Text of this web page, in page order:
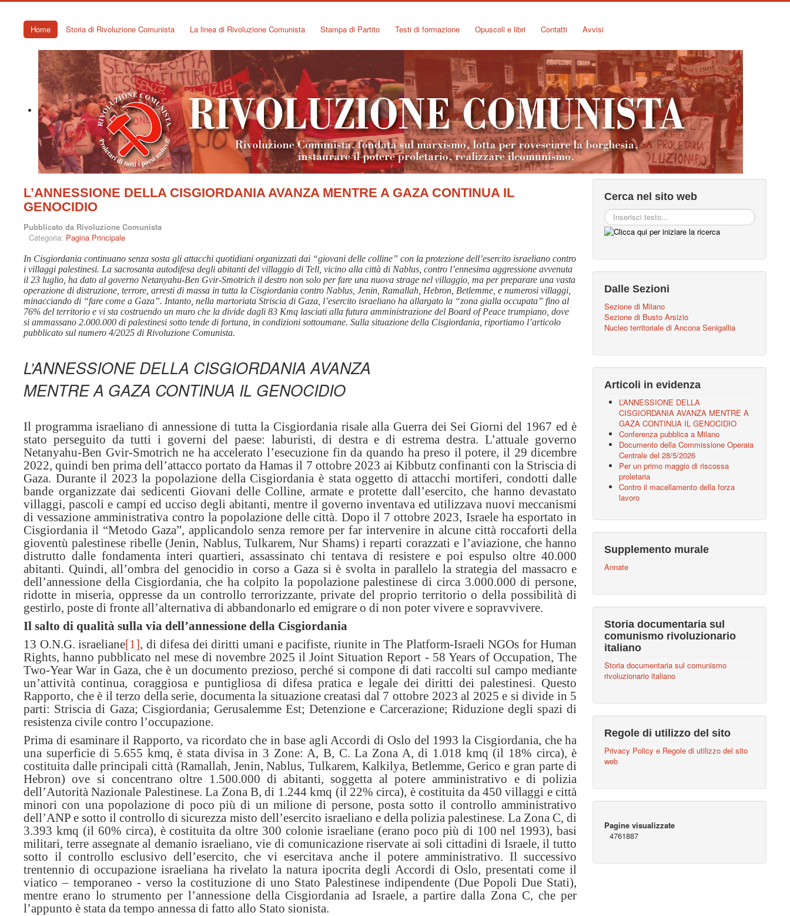
Home Storia di Rivoluzione Comunista La linea di Rivoluzione Comunista Stampa di Partito Testi di formazione Opuscoli e libri Contatti Avvisi
L’ANNESSIONE DELLA CISGIORDANIA AVANZA MENTRE A GAZA CONTINUA IL
GENOCIDIO
Pubblicato da Rivoluzione Comunista
Categoria: Pagina Principale
In Cisgiordania continuano senza sosta gli attacchi quotidiani organizzati dai “giovani delle colline” con la protezione dell’esercito israeliano contro
i villaggi palestinesi. La sacrosanta autodifesa degli abitanti del villaggio di Tell, vicino alla città di Nablus, contro l’ennesima aggressione avvenuta
il 23 luglio, ha dato al governo Netanyahu-Ben Gvir-Smotrich il destro non solo per fare una nuova strage nel villaggio, ma per preparare una vasta
operazione di distruzione, terrore, arresti di massa in tutta la Cisgiordania contro Nablus, Jenin, Ramallah, Hebron, Betlemme, e numerosi villaggi,
minacciando di “fare come a Gaza”. Intanto, nella martoriata Striscia di Gaza, l’esercito israeliano ha allargato la “zona gialla occupata” fino al
76% del territorio e vi sta costruendo un muro che la divide dagli 83 Kmq lasciati alla futura amministrazione del Board of Peace trumpiano, dove
si ammassano 2.000.000 di palestinesi sotto tende di fortuna, in condizioni sottoumane. Sulla situazione della Cisgiordania, riportiamo l’articolo
pubblicato sul numero 4/2025 di Rivoluzione Comunista.
L’ANNESSIONE DELLA CISGIORDANIA AVANZA
MENTRE A GAZA CONTINUA IL GENOCIDIO
Il programma israeliano di annessione di tutta la Cisgiordania risale alla Guerra dei Sei Giorni del 1967 ed è
stato perseguito da tutti i governi del paese: laburisti, di destra e di estrema destra. L’attuale governo
Netanyahu-Ben Gvir-Smotrich ne ha accelerato l’esecuzione fin da quando ha preso il potere, il 29 dicembre
2022, quindi ben prima dell’attacco portato da Hamas il 7 ottobre 2023 ai Kibbutz confinanti con la Striscia di
Gaza. Durante il 2023 la popolazione della Cisgiordania è stata oggetto di attacchi mortiferi, condotti dalle
bande organizzate dai sedicenti Giovani delle Colline, armate e protette dall’esercito, che hanno devastato
villaggi, pascoli e campi ed ucciso degli abitanti, mentre il governo inventava ed utilizzava nuovi meccanismi
di vessazione amministrativa contro la popolazione delle città. Dopo il 7 ottobre 2023, Israele ha esportato in
Cisgiordania il “Metodo Gaza”, applicandolo senza remore per far intervenire in alcune città roccaforti della
gioventù palestinese ribelle (Jenin, Nablus, Tulkarem, Nur Shams) i reparti corazzati e l’aviazione, che hanno
distrutto dalle fondamenta interi quartieri, assassinato chi tentava di resistere e poi espulso oltre 40.000
abitanti. Quindi, all’ombra del genocidio in corso a Gaza si è svolta in parallelo la strategia del massacro e
dell’annessione della Cisgiordania, che ha colpito la popolazione palestinese di circa 3.000.000 di persone,
ridotte in miseria, oppresse da un controllo terrorizzante, private del proprio territorio o della possibilità di
gestirlo, poste di fronte all’alternativa di abbandonarlo ed emigrare o di non poter vivere e sopravvivere.
Il salto di qualità sulla via dell’annessione della Cisgiordania
13 O.N.G. israeliane[1], di difesa dei diritti umani e pacifiste, riunite in The Platform-Israeli NGOs for Human
Rights, hanno pubblicato nel mese di novembre 2025 il Joint Situation Report - 58 Years of Occupation, The
Two-Year War in Gaza, che è un documento prezioso, perché si compone di dati raccolti sul campo mediante
un’attività continua, coraggiosa e puntigliosa di difesa pratica e legale dei diritti dei palestinesi. Questo
Rapporto, che è il terzo della serie, documenta la situazione creatasi dal 7 ottobre 2023 al 2025 e si divide in 5
parti: Striscia di Gaza; Cisgiordania; Gerusalemme Est; Detenzione e Carcerazione; Riduzione degli spazi di
resistenza civile contro l’occupazione.
Prima di esaminare il Rapporto, va ricordato che in base agli Accordi di Oslo del 1993 la Cisgiordania, che ha
una superficie di 5.655 kmq, è stata divisa in 3 Zone: A, B, C. La Zona A, di 1.018 kmq (il 18% circa), è
costituita dalle principali città (Ramallah, Jenin, Nablus, Tulkarem, Kalkilya, Betlemme, Gerico e gran parte di
Hebron) ove si concentrano oltre 1.500.000 di abitanti, soggetta al potere amministrativo e di polizia
dell’Autorità Nazionale Palestinese. La Zona B, di 1.244 kmq (il 22% circa), è costituita da 450 villaggi e città
minori con una popolazione di poco più di un milione di persone, posta sotto il controllo amministrativo
dell’ANP e sotto il controllo di sicurezza misto dell’esercito israeliano e della polizia palestinese. La Zona C, di
3.393 kmq (il 60% circa), è costituita da oltre 300 colonie israeliane (erano poco più di 100 nel 1993), basi
militari, terre assegnate al demanio israeliano, vie di comunicazione riservate ai soli cittadini di Israele, il tutto
sotto il controllo esclusivo dell’esercito, che vi esercitava anche il potere amministrativo. Il successivo
trentennio di occupazione israeliana ha rivelato la natura ipocrita degli Accordi di Oslo, presentati come il
viatico – temporaneo - verso la costituzione di uno Stato Palestinese indipendente (Due Popoli Due Stati),
mentre erano lo strumento per l’annessione della Cisgiordania ad Israele, a partire dalla Zona C, che per
l’appunto è stata da tempo annessa di fatto allo Stato sionista.
Cerca nel sito web
Dalle Sezioni
Sezione di Milano
Sezione di Busto Arsizio
Nucleo territoriale di Ancona Senigallia
Articoli in evidenza
L’ANNESSIONE DELLA
CISGIORDANIA AVANZA MENTRE A
GAZA CONTINUA IL GENOCIDIO
Conferenza pubblica a Milano
Documento della Commissione Operaia
Centrale del 28/5/2026
Per un primo maggio di riscossa
proletaria
Contro il macellamento della forza
lavoro
Supplemento murale
Annate
Storia documentaria sul
comunismo rivoluzionario
italiano
Storia documentaria sul comunismo
rivoluzionario italiano
Regole di utilizzo del sito
Privacy Policy e Regole di utilizzo del sito
web
Pagine visualizzate
4761887